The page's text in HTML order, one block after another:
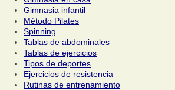
Gimnasia infantil
Método Pilates
Spinning
Tablas de abdominales
Tablas de ejercicios
Tipos de deportes
Ejercicios de resistencia
Rutinas de entrenamiento